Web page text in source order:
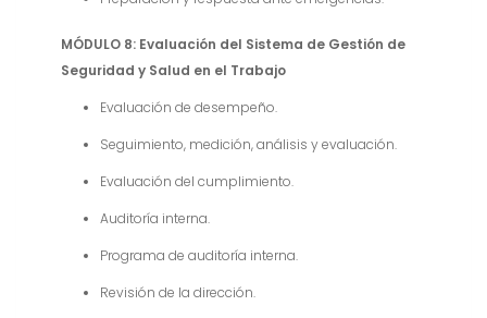
MÓDULO 8: Evaluación del Sistema de Gestión de
Seguridad y Salud en el Trabajo
Evaluación de desempeño.
Seguimiento, medición, análisis y evaluación.
Evaluación del cumplimiento.
Auditoría interna.
Programa de auditoría interna.
Revisión de la dirección.